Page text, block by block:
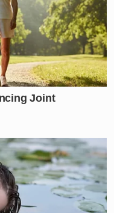
alimentação,
enquanto o seu
sua vida e de seus
da investigação
Ofilho da vítima,
a quantia deR$
valor, que deveria
de
e conforto da
suspeito.